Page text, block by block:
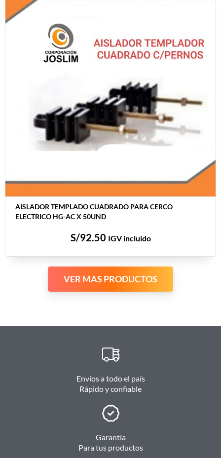
AISLADOR TEMPLADO CUADRADO PARA CERCO
ELECTRICO HG-AC X 50UND
S/92.50 IGV incluido
VER MAS PRODUCTOS
Envíos a todo el país
Rápido y confiable
Garantía
Para tus productos